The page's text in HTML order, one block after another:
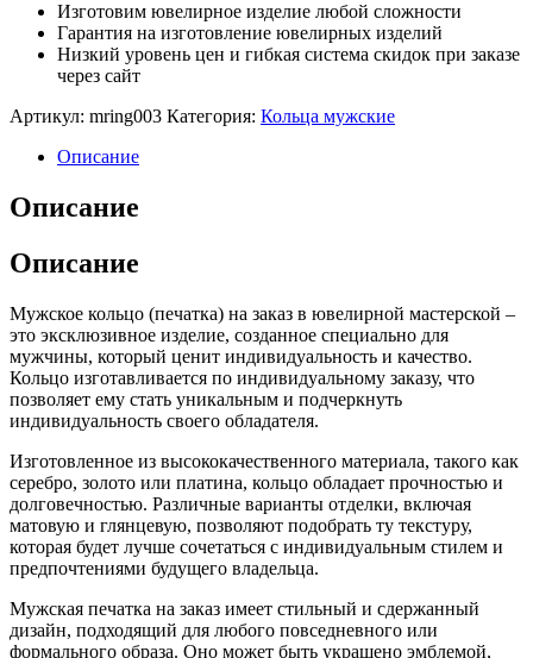
Изготовим ювелирное изделие любой сложности
Гарантия на изготовление ювелирных изделий
Низкий уровень цен и гибкая система скидок при заказе
через сайт
Артикул: mring003 Категория: Кольца мужские
Описание
Описание
Описание
Мужское кольцо (печатка) на заказ в ювелирной мастерской –
это эксклюзивное изделие, созданное специально для
мужчины, который ценит индивидуальность и качество.
Кольцо изготавливается по индивидуальному заказу, что
позволяет ему стать уникальным и подчеркнуть
индивидуальность своего обладателя.
Изготовленное из высококачественного материала, такого как
серебро, золото или платина, кольцо обладает прочностью и
долговечностью. Различные варианты отделки, включая
матовую и глянцевую, позволяют подобрать ту текстуру,
которая будет лучше сочетаться с индивидуальным стилем и
предпочтениями будущего владельца.
Мужская печатка на заказ имеет стильный и сдержанный
дизайн, подходящий для любого повседневного или
формального образа. Оно может быть украшено эмблемой,